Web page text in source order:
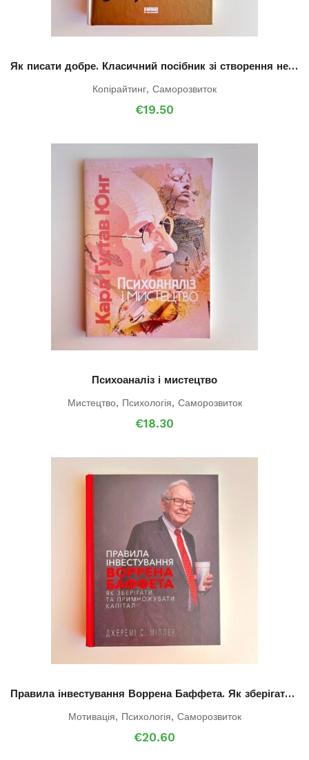
Як писати добре. Класичний посібник зі створення нехудожніх текстів
Копірайтинг, Саморозвиток
€19.50
Психоаналіз і мистецтво
Мистецтво, Психологія, Саморозвиток
€18.30
Правила інвестування Воррена Баффета. Як зберігати та примножувати капітал
Мотивація, Психологія, Саморозвиток
€20.60